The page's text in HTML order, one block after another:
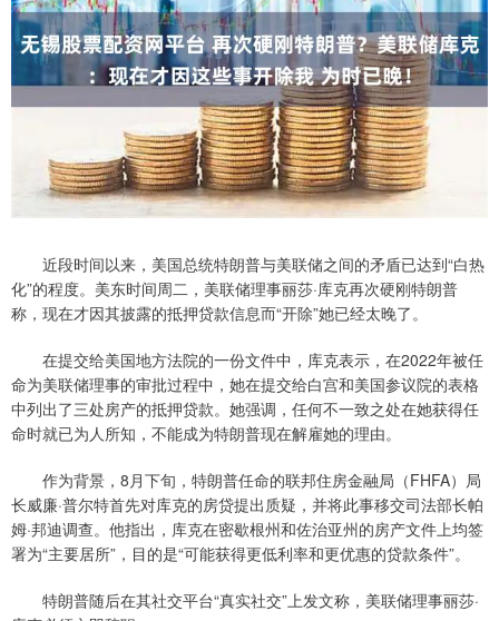
近段时间以来，美国总统特朗普与美联储之间的矛盾已达到“白热
化”的程度。美东时间周二，美联储理事丽莎·库克再次硬刚特朗普
称，现在才因其披露的抵押贷款信息而“开除”她已经太晚了。
在提交给美国地方法院的一份文件中，库克表示，在2022年被任
命为美联储理事的审批过程中，她在提交给白宫和美国参议院的表格
中列出了三处房产的抵押贷款。她强调，任何不一致之处在她获得任
命时就已为人所知，不能成为特朗普现在解雇她的理由。
作为背景，8月下旬，特朗普任命的联邦住房金融局（FHFA）局
长威廉·普尔特首先对库克的房贷提出质疑，并将此事移交司法部长帕
姆·邦迪调查。他指出，库克在密歇根州和佐治亚州的房产文件上均签
署为“主要居所”，目的是“可能获得更低利率和更优惠的贷款条件”。
特朗普随后在其社交平台“真实社交”上发文称，美联储理事丽莎·